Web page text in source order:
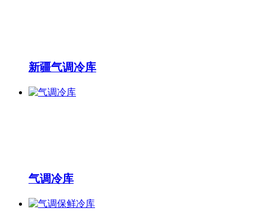
新疆气调冷库
气调冷库